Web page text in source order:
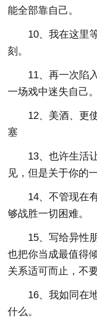
能全部靠自己。
10、我在这里等
刻。
11、再一次陷入
一场戏中迷失自己。
12、美酒、更使
塞
13、也许生活让
见，但是关于你的
14、不管现在有
够战胜一切困难。
15、写给异性朋
也把你当成最值得
关系适可而止，不
16、我如同在地
什么。